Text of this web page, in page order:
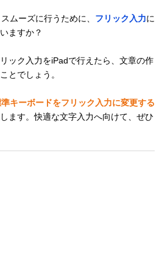
ムーズに行うために、 フリック入力に
ますか？
ック入力をiPadで行えたら、文章の作
とでしょう。
キーボードをフリック入力に変更する
ます。快適な文字入力へ向けて、ぜひ